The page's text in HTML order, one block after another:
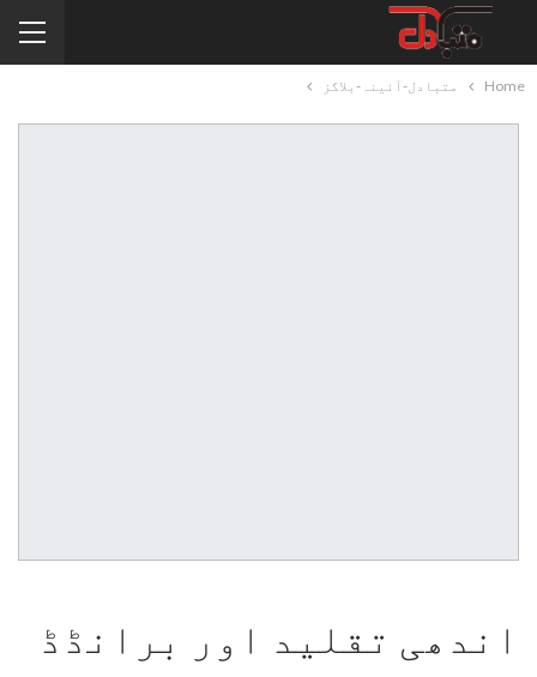
Home متبادل-آئینہ-بلاگز
اندھی تقلید اور برانڈڈ